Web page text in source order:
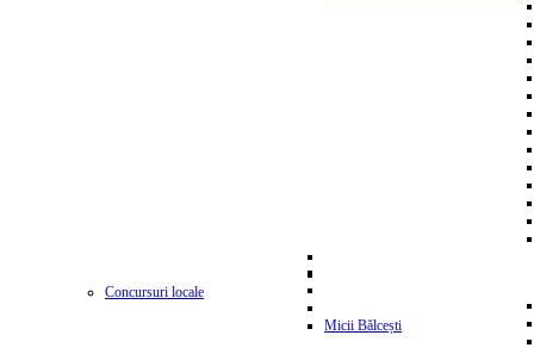
Concursuri locale
Micii Bălcești